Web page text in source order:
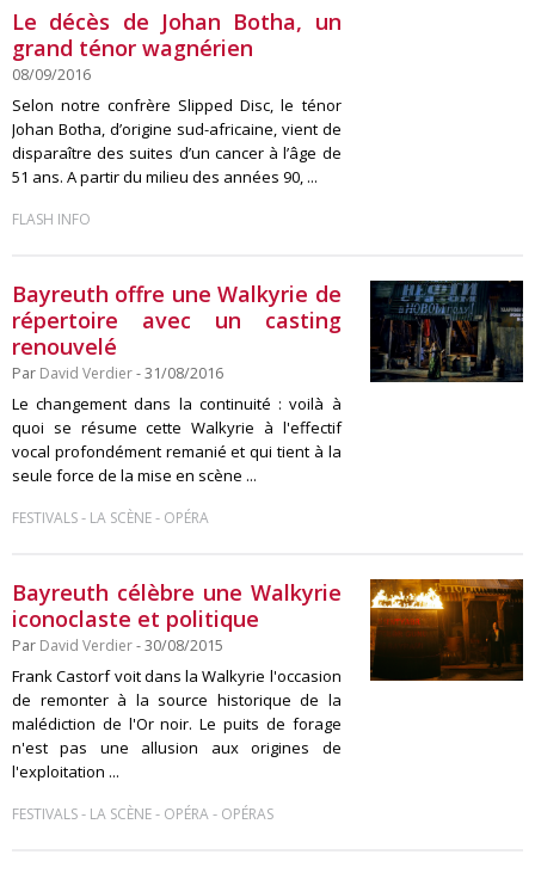
Le décès de Johan Botha, un
grand ténor wagnérien
08/09/2016
Selon notre confrère Slipped Disc, le ténor
Johan Botha, d’origine sud-africaine, vient de
disparaître des suites d’un cancer à l’âge de
51 ans. A partir du milieu des années 90, ...
FLASH INFO
Bayreuth offre une Walkyrie de
répertoire avec un casting
renouvelé
Par David Verdier- 31/08/2016
Le changement dans la continuité : voilà à
quoi se résume cette Walkyrie à l'effectif
vocal profondément remanié et qui tient à la
seule force de la mise en scène ...
FESTIVALS- LA SCÈNE- OPÉRA
Bayreuth célèbre une Walkyrie
iconoclaste et politique
Par David Verdier- 30/08/2015
Frank Castorf voit dans la Walkyrie l'occasion
de remonter à la source historique de la
malédiction de l'Or noir. Le puits de forage
n'est pas une allusion aux origines de
l'exploitation ...
FESTIVALS- LA SCÈNE- OPÉRA- OPÉRAS